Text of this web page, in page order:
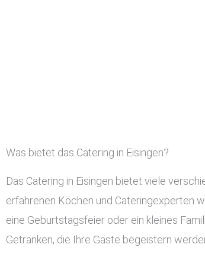
Was bietet das Catering in Eisingen?
Das Catering in Eisingen bietet viele
erfahrenen Köchen und Cateringexperten
eine Geburtstagsfeier oder ein kleines
Getränken, die Ihre Gäste begeistern